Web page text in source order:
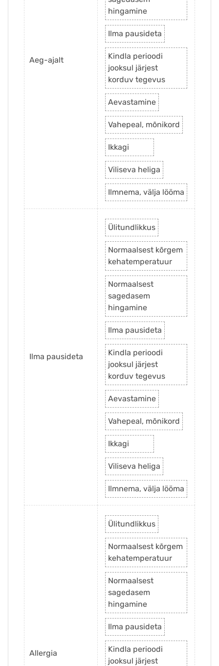
Aeg-ajalt
hingamine
Ilma pausideta
Kindla perioodi
jooksul järjest
korduv tegevus
Aevastamine
Vahepeal, mõnikord
Ikkagi
Viliseva heliga
Ilmnema, välja lööma
Ilma pausideta
Ülitundlikkus
Normaalsest kõrgem
kehatemperatuur
Normaalsest
sagedasem
hingamine
Ilma pausideta
Kindla perioodi
jooksul järjest
korduv tegevus
Aevastamine
Vahepeal, mõnikord
Ikkagi
Viliseva heliga
Ilmnema, välja lööma
Allergia
Ülitundlikkus
Normaalsest kõrgem
kehatemperatuur
Normaalsest
sagedasem
hingamine
Ilma pausideta
Kindla perioodi
jooksul järjest